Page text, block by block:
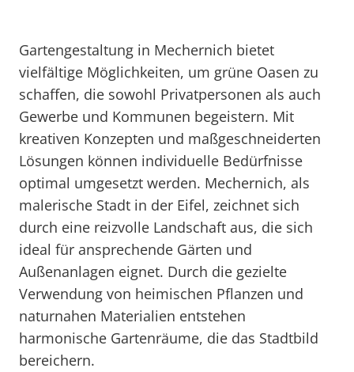
Gartengestaltung in Mechernich bietet
vielfältige Möglichkeiten, um grüne Oasen zu
schaffen, die sowohl Privatpersonen als auch
Gewerbe und Kommunen begeistern. Mit
kreativen Konzepten und maßgeschneiderten
Lösungen können individuelle Bedürfnisse
optimal umgesetzt werden. Mechernich, als
malerische Stadt in der Eifel, zeichnet sich
durch eine reizvolle Landschaft aus, die sich
ideal für ansprechende Gärten und
Außenanlagen eignet. Durch die gezielte
Verwendung von heimischen Pflanzen und
naturnahen Materialien entstehen
harmonische Gartenräume, die das Stadtbild
bereichern.